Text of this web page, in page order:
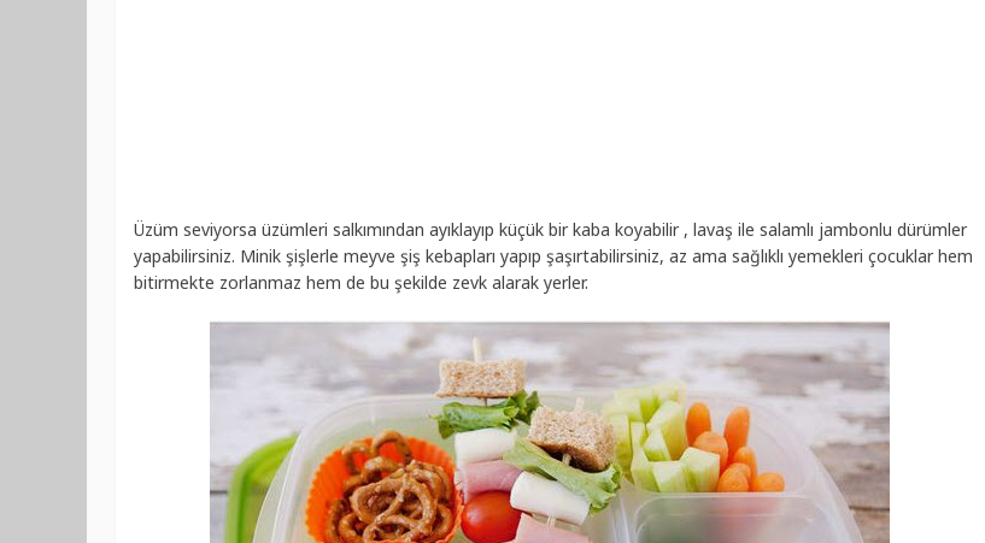
Üzüm seviyorsa üzümleri salkımından ayıklayıp küçük bir kaba koyabilir , lavaş ile salamlı jambonlu dürümler
yapabilirsiniz. Minik şişlerle meyve şiş kebapları yapıp şaşırtabilirsiniz, az ama sağlıklı yemekleri çocuklar hem
bitirmekte zorlanmaz hem de bu şekilde zevk alarak yerler.